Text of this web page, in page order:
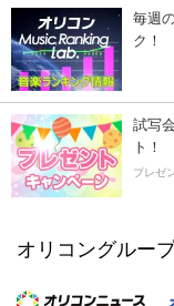
毎週
ク！
試写
ト！
プレゼ
オリコングルー